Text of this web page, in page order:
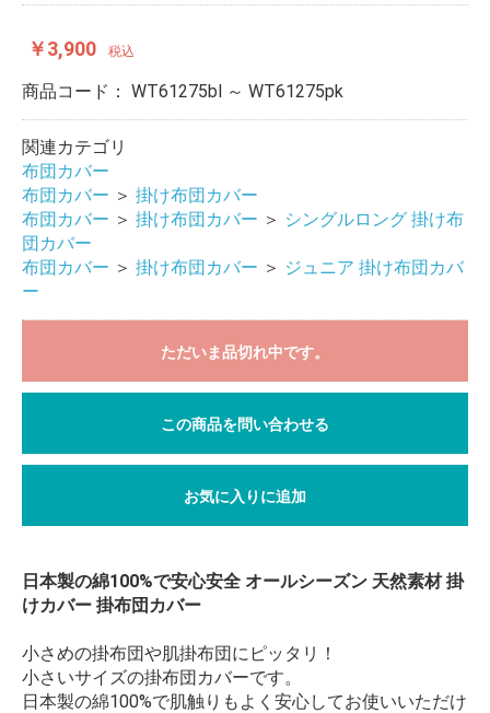
￥3,900 税込
商品コード： WT61275bl ～ WT61275pk
関連カテゴリ
布団カバー
布団カバー ＞ 掛け布団カバー
布団カバー ＞ 掛け布団カバー ＞ シングルロング 掛け布
団カバー
布団カバー ＞ 掛け布団カバー ＞ ジュニア 掛け布団カバ
ー
ただいま品切れ中です。
この商品を問い合わせる
お気に入りに追加
日本製の綿100%で安心安全 オールシーズン 天然素材 掛
けカバー 掛布団カバー
小さめの掛布団や肌掛布団にピッタリ！
小さいサイズの掛布団カバーです。
日本製の綿100%で肌触りもよく安心してお使いいただけ